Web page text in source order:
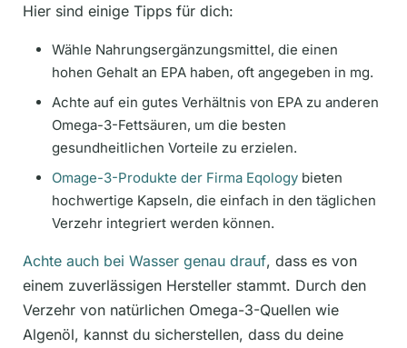
Hier sind einige Tipps für dich:
Wähle Nahrungsergänzungsmittel, die einen
hohen Gehalt an EPA haben, oft angegeben in mg.
Achte auf ein gutes Verhältnis von EPA zu anderen
Omega-3-Fettsäuren, um die besten
gesundheitlichen Vorteile zu erzielen.
Omage-3-Produkte der Firma Eqology bieten
hochwertige Kapseln, die einfach in den täglichen
Verzehr integriert werden können.
Achte auch bei Wasser genau drauf, dass es von
einem zuverlässigen Hersteller stammt. Durch den
Verzehr von natürlichen Omega-3-Quellen wie
Algenöl, kannst du sicherstellen, dass du deine